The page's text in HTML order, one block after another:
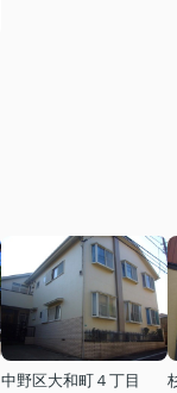
中野区大和町４丁目